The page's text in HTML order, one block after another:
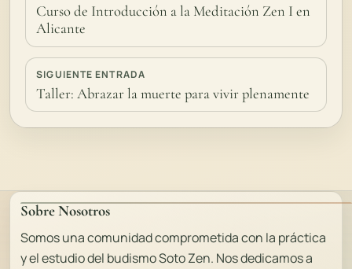
Curso de Introducción a la Meditación Zen I en
Alicante
SIGUIENTE ENTRADA
Taller: Abrazar la muerte para vivir plenamente
Sobre Nosotros
Somos una comunidad comprometida con la práctica
y el estudio del budismo Soto Zen. Nos dedicamos a